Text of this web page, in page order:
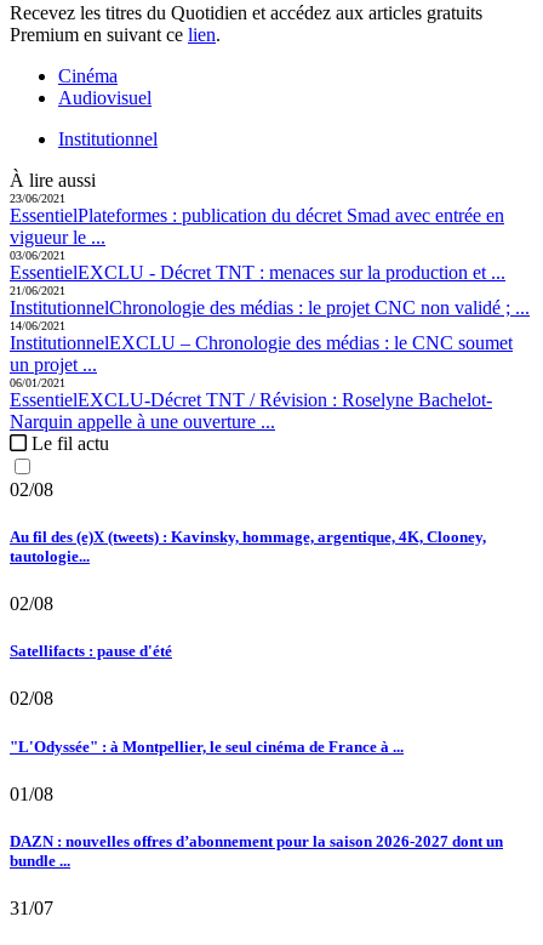
Recevez les titres du Quotidien et accédez aux articles gratuits
Premium en suivant ce lien.
Cinéma
Audiovisuel
Institutionnel
À lire aussi
23/06/2021
EssentielPlateformes : publication du décret Smad avec entrée en
vigueur le ...
03/06/2021
EssentielEXCLU - Décret TNT : menaces sur la production et ...
21/06/2021
InstitutionnelChronologie des médias : le projet CNC non validé ; ...
14/06/2021
InstitutionnelEXCLU – Chronologie des médias : le CNC soumet
un projet ...
06/01/2021
EssentielEXCLU-Décret TNT / Révision : Roselyne Bachelot-
Narquin appelle à une ouverture ...
Le fil actu
02/08
Au fil des (e)X (tweets) : Kavinsky, hommage, argentique, 4K, Clooney,
tautologie...
02/08
Satellifacts : pause d'été
02/08
"L'Odyssée" : à Montpellier, le seul cinéma de France à ...
01/08
DAZN : nouvelles offres d’abonnement pour la saison 2026-2027 dont un
bundle ...
31/07